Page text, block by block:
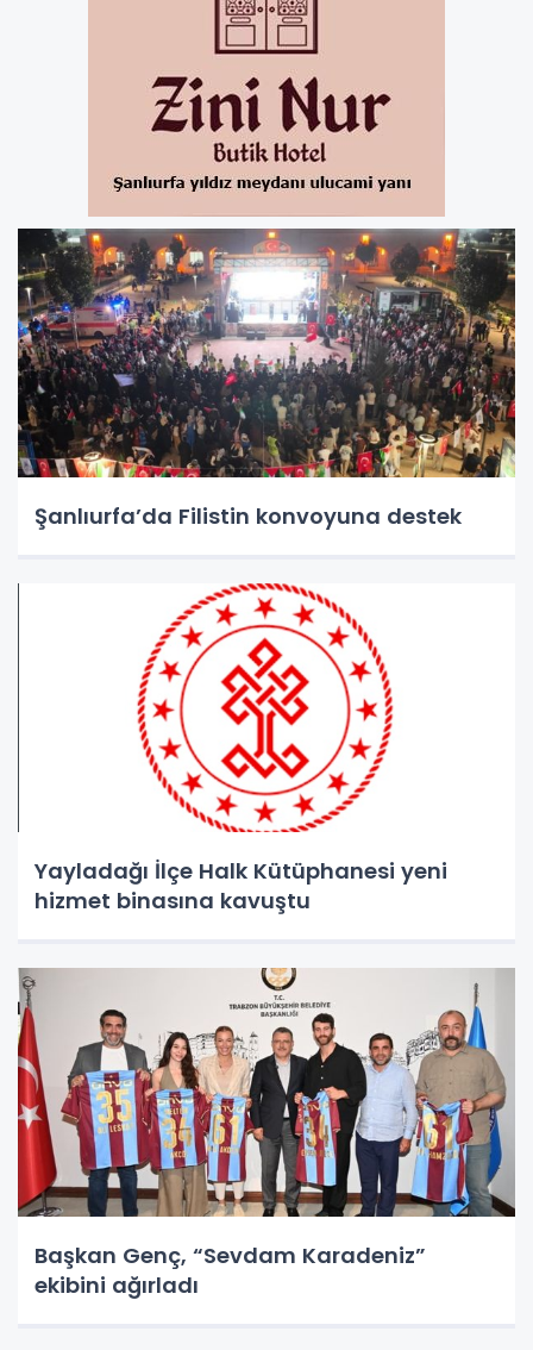
Şanlıurfa’da Filistin konvoyuna destek
Yayladağı İlçe Halk Kütüphanesi yeni
hizmet binasına kavuştu
Başkan Genç, “Sevdam Karadeniz”
ekibini ağırladı